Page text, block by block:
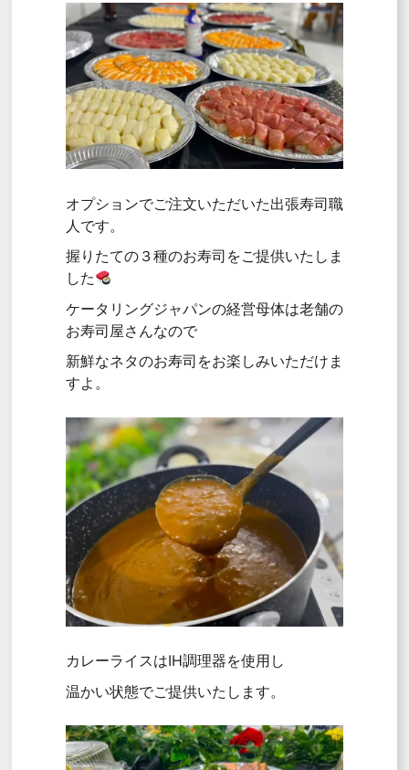
オプションでご注文いただいた出張寿司職
人です。
握りたての３種のお寿司をご提供いたしま
した
ケータリングジャパンの経営母体は老舗の
お寿司屋さんなので
新鮮なネタのお寿司をお楽しみいただけま
すよ。
カレーライスはIH調理器を使用し
温かい状態でご提供いたします。